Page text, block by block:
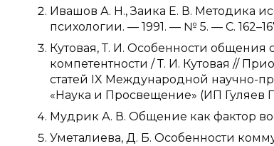
Ивашов А. Н., Заика Е. В. Методика
психологии. — 1991. — № 5. — С.
Кутовая, Т. И. Особенности
компетентности / Т. И. Кутовая //
статей IX Международной научно-
«Наука и Просвещение» (ИП Гуляев
Мудрик А. В. Общение как фактор
Уметалиева, Д. Б. Особенности